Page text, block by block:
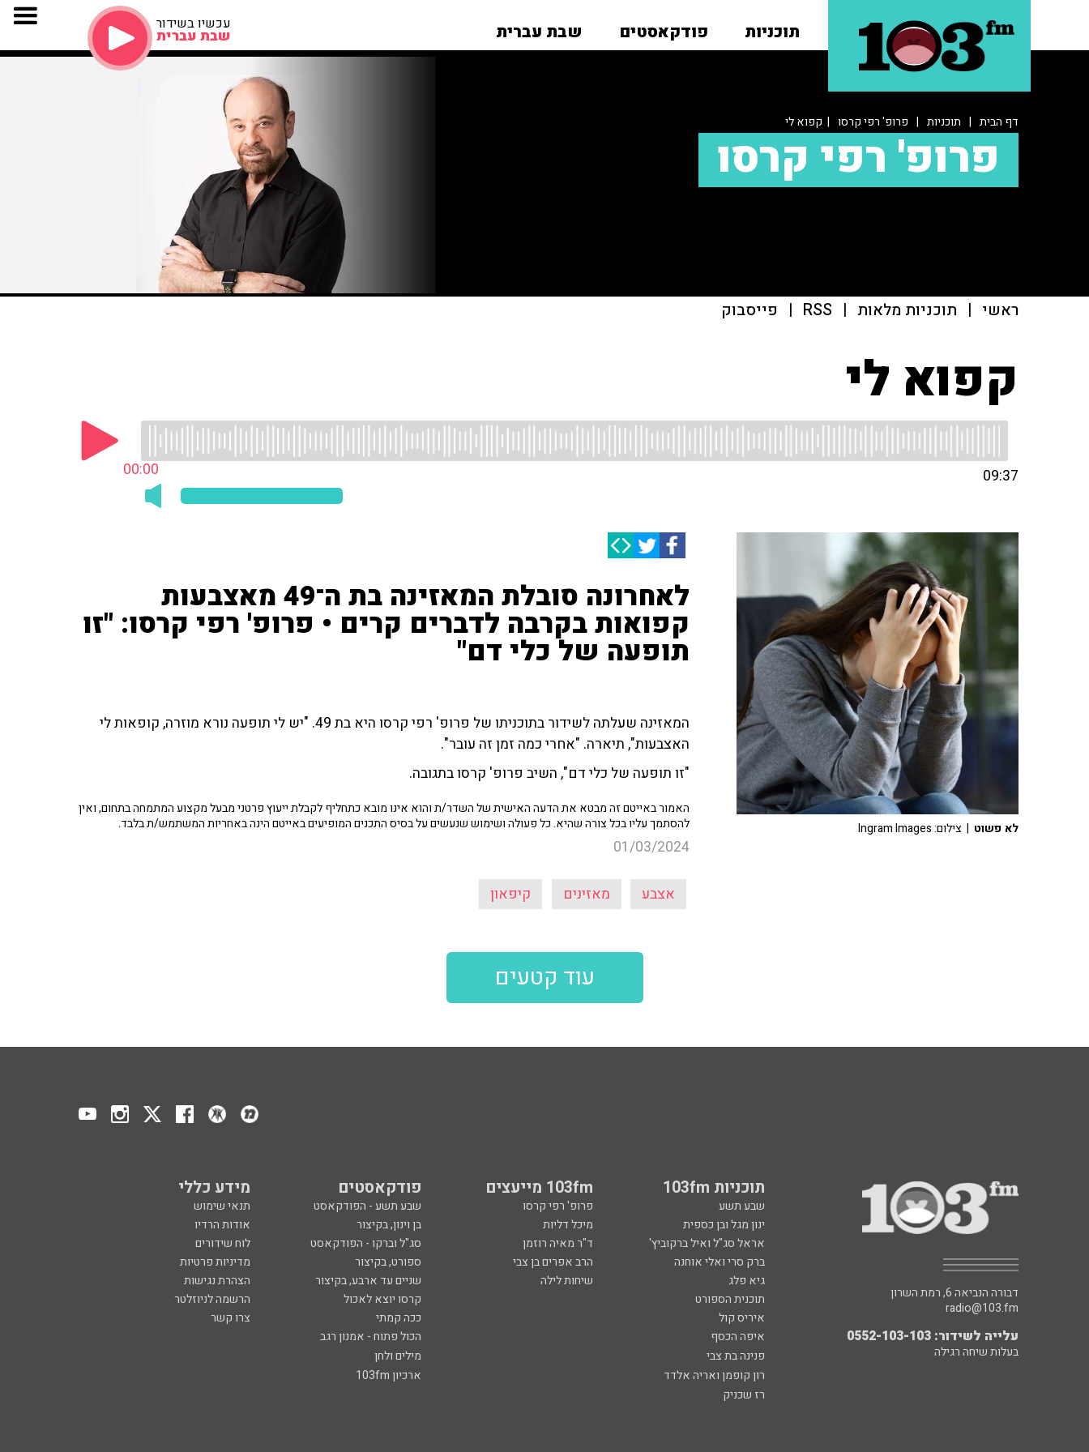
תוכניות פודקאסטים שבת עברית עכשיו בשידור
שבת עברית
דף הבית | תוכניות | פרופ' רפי קרסו | קפוא לי
פרופ' רפי קרסו
ראשי | תוכניות מלאות |
RSS
| פייסבוק
קפוא לי
00:00 09:37
לאחרונה סובלת המאזינה בת ה־49 מאצבעות
קפואות בקרבה לדברים קרים • פרופ' רפי קרסו: "זו
תופעה של כלי דם"
המאזינה שעלתה לשידור בתוכניתו של פרופ' רפי קרסו היא בת 49. "יש לי תופעה נורא מוזרה, קופאות לי
האצבעות", תיארה. "אחרי כמה זמן זה עובר".
"זו תופעה של כלי דם", השיב פרופ' קרסו בתגובה.
האמור באייטם זה מבטא את הדעה האישית של השדר/ת והוא אינו מובא כתחליף לקבלת ייעוץ פרטני מבעל מקצוע המתמחה בתחום, ואין
להסתמך עליו בכל צורה שהיא. כל פעולה ושימוש שנעשים על בסיס התכנים המופיעים באייטם הינה באחריות המשתמש/ת בלבד.
01/03/2024
אצבע מאזינים קיפאון
לא פשוט | צילום: Ingram Images
עוד קטעים
תוכניות 103fm 103fm מייעצים פודקאסטים מידע כללי
שבע תשע פרופ' רפי קרסו שבע תשע - הפודקאסט
תנאי שימוש
ינון מגל ובן כספית
מיכל דליות בן וינון, בקיצור
אודות הרדיו
אראל סג"ל ואיל ברקוביץ'
ד"ר מאיה רוזמן סג"ל וברקו - הפודקאסט
לוח שידורים
ברק סרי ואלי אוחנה
הרב אפרים בן צבי ספורט, בקיצור
מדיניות פרטיות
גיא פלג
שיחות לילה שניים עד ארבע, בקיצור
הצהרת נגישות
תוכנית הספורט
קרסו יוצא לאכול
הרשמה לניוזלטר
איריס קול
ככה קמתי
צרו קשר
איפה הכסף
הכול פתוח - אמנון רגב
פנינה בת צבי
מילים ולחן
רון קופמן ואריה אלדד
ארכיון 103fm
רז שכניק
דבורה הנביאה 6, רמת השרון
radio@103.fm
עלייה לשידור: 0552-103-103
בעלות שיחה רגילה